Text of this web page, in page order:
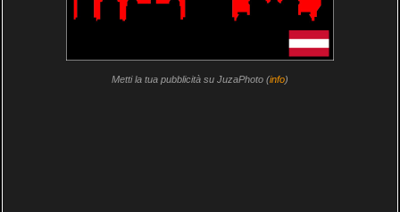
Metti la tua pubblicità su JuzaPhoto (info)